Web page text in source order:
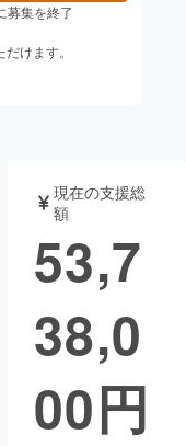
コミュニティ
募集を終了
けます。
現在の支援総
額
53,7
38,0
00円